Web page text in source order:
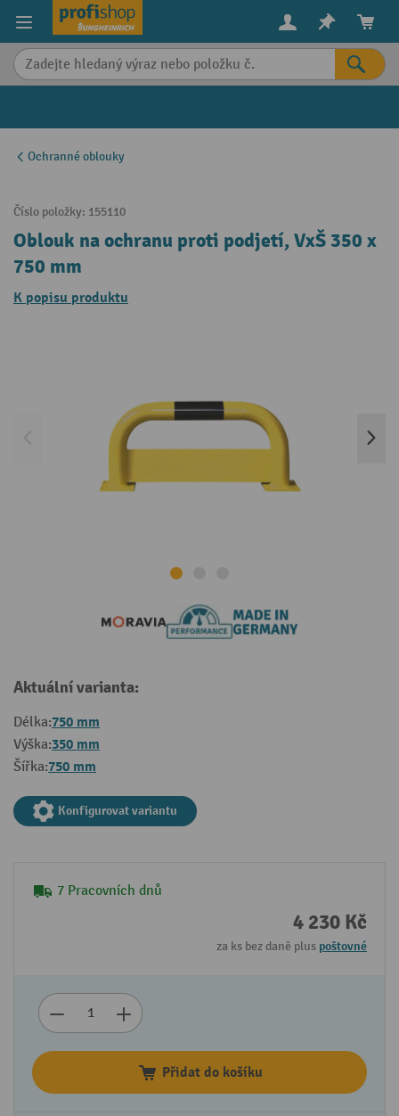
content
Ochranné oblouky
Číslo položky: 155110
Oblouk na ochranu proti podjetí, VxŠ 350 x
750 mm
K popisu produktu
Aktuální varianta:
Délka:750 mm
Výška:350 mm
Šířka:750 mm
Konfigurovat variantu
7 Pracovních dnů
4 230 Kč
za ks bez daně plus poštovné
Přidat do košíku